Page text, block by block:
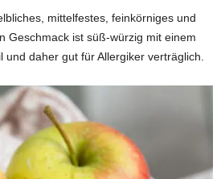
mittelfestes, feinkörniges und
Geschmack ist süß-würzig mit einem
und daher gut für Allergiker verträglich.